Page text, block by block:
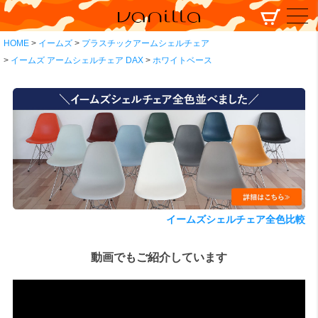
HOME イームズ
プラスチックアームシェルチェア
イームズ アームシェルチェア DAX
ホワイトベース
イームズシェルチェア全色比較
動画でもご紹介しています